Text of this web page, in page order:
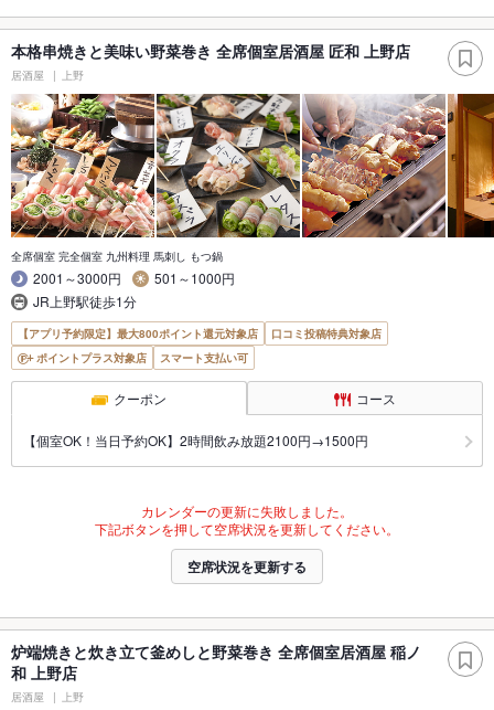
本格串焼きと美味い野菜巻き 全席個室居酒屋 匠和 上野店
居酒屋 上野
全席個室 完全個室 九州料理 馬刺し もつ鍋
2001～3000円
501～1000円
JR上野駅徒歩1分
【アプリ予約限定】最大800ポイント還元対象店
口コミ投稿特典対象店
ポイントプラス対象店
スマート支払い可
クーポン コース
【個室OK！当日予約OK】2時間飲み放題2100円→1500円
カレンダーの更新に失敗しました。
下記ボタンを押して空席状況を更新してください。
空席状況を更新する
炉端焼きと炊き立て釜めしと野菜巻き 全席個室居酒屋 稲ノ
和 上野店
居酒屋 上野